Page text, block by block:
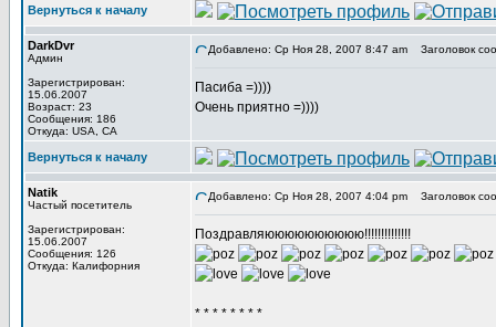
Вернуться к началу
DarkDvr
Админ
Зарегистрирован:
15.06.2007
Возраст: 23
Сообщения: 186
Откуда: USA, CA
Добавлено: Ср Ноя 28, 2007 8:47 am Заголовок
Пасиба =))))
Очень приятно =))))
Вернуться к началу
Natik
Частый посетитель
Зарегистрирован:
15.06.2007
Сообщения: 126
Откуда: Калифорния
Добавлено: Ср Ноя 28, 2007 4:04 pm Заголовок
Поздравляюююююююююю!!!!!!!!!!!!!!
* * * * * * * *